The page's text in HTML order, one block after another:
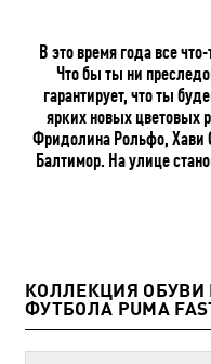
В это время года все
Что бы ты ни
гарантирует, что ты
ярких новых цветовых
Фридолина Рольфо, Хави
Балтимор. На улице
КОЛЛЕКЦИЯ ОБУВИ
ФУТБОЛА PUMA